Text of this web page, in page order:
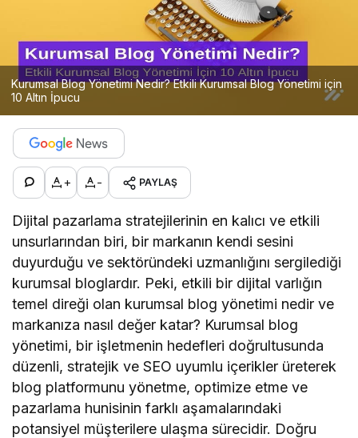
Kurumsal Blog Yönetimi Nedir? Etkili Kurumsal Blog Yönetimi için
10 Altın İpucu
+ - PAYLAŞ
Dijital pazarlama stratejilerinin en kalıcı ve etkili
unsurlarından biri, bir markanın kendi sesini
duyurduğu ve sektöründeki uzmanlığını sergilediği
kurumsal bloglardır. Peki, etkili bir dijital varlığın
temel direği olan kurumsal blog yönetimi nedir ve
markanıza nasıl değer katar? Kurumsal blog
yönetimi, bir işletmenin hedefleri doğrultusunda
düzenli, stratejik ve SEO uyumlu içerikler üreterek
blog platformunu yönetme, optimize etme ve
pazarlama hunisinin farklı aşamalarındaki
potansiyel müşterilere ulaşma sürecidir. Doğru